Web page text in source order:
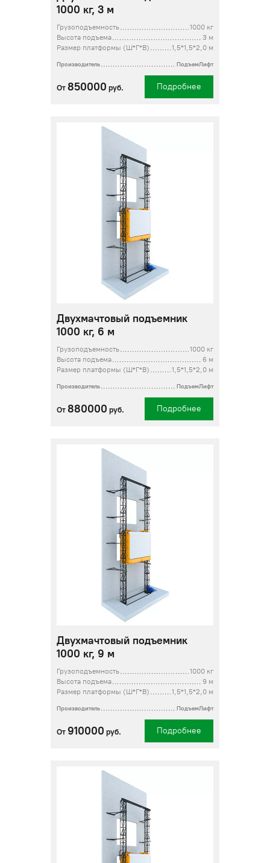
1000 кг, 3 м
Грузоподъемность
1000 кг
Высота подъема
3 м
Размер платформы (Ш*Г*В)
1,5*1,5*2,0 м
Производитель ПодъемЛифт
От 850000 руб. Подробнее
Двухмачтовый подъемник
1000 кг, 6 м
Грузоподъемность
1000 кг
Высота подъема
6 м
Размер платформы (Ш*Г*В)
1,5*1,5*2,0 м
Производитель ПодъемЛифт
От 880000 руб. Подробнее
Двухмачтовый подъемник
1000 кг, 9 м
Грузоподъемность
1000 кг
Высота подъема
9 м
Размер платформы (Ш*Г*В)
1,5*1,5*2,0 м
Производитель ПодъемЛифт
От 910000 руб. Подробнее